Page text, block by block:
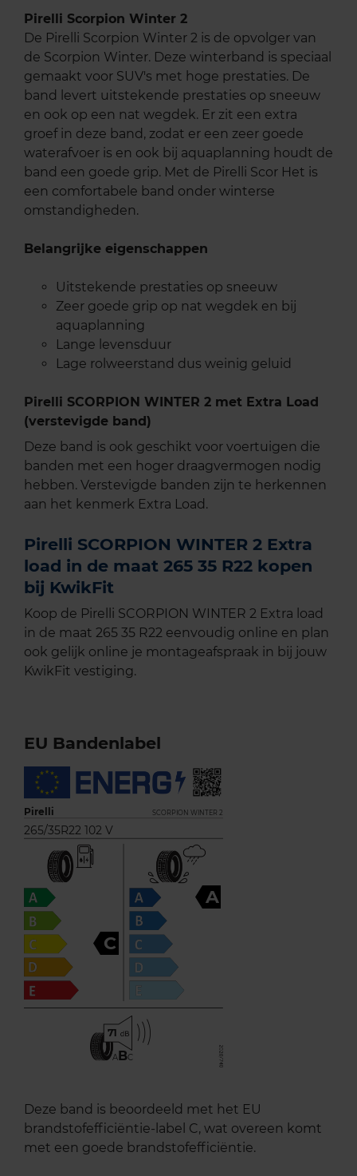
Pirelli Scorpion Winter 2
De Pirelli Scorpion Winter 2 is de opvolger van
de Scorpion Winter. Deze winterband is speciaal
gemaakt voor SUV's met hoge prestaties. De
band levert uitstekende prestaties op sneeuw
en ook op een nat wegdek. Er zit een extra
groef in deze band, zodat er een zeer goede
waterafvoer is en ook bij aquaplanning houdt de
band een goede grip. Met de Pirelli Scor Het is
een comfortabele band onder winterse
omstandigheden.
Belangrijke eigenschappen
Uitstekende prestaties op sneeuw
Zeer goede grip op nat wegdek en bij
aquaplanning
Lange levensduur
Lage rolweerstand dus weinig geluid
Pirelli SCORPION WINTER 2 met Extra Load
(verstevigde band)
Deze band is ook geschikt voor voertuigen die
banden met een hoger draagvermogen nodig
hebben. Verstevigde banden zijn te herkennen
aan het kenmerk Extra Load.
Pirelli SCORPION WINTER 2 Extra
load in de maat 265 35 R22 kopen
bij KwikFit
Koop de Pirelli SCORPION WINTER 2 Extra load
in de maat 265 35 R22 eenvoudig online en plan
ook gelijk online je montageafspraak in bij jouw
KwikFit vestiging.
EU Bandenlabel
Pirelli SCORPION WINTER 2
265/35R22 102 V
C
A
71
ABC
Deze band is beoordeeld met het EU
brandstofefficiëntie-label C, wat overeen komt
met een goede brandstofefficiëntie.